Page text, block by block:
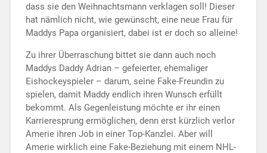
dass sie den Weihnachtsmann verklagen soll! Dieser
hat nämlich nicht, wie gewünscht, eine neue Frau für
Maddys Papa organisiert, dabei ist er doch so alleine!
Zu ihrer Überraschung bittet sie dann auch noch
Maddys Daddy Adrian – gefeierter, ehemaliger
Eishockeyspieler – darum, seine Fake-Freundin zu
spielen, damit Maddy endlich ihren Wunsch erfüllt
bekommt. Als Gegenleistung möchte er ihr einen
Karrieresprung ermöglichen, denn erst kürzlich verlor
Amerie ihren Job in einer Top-Kanzlei. Aber will
Amerie wirklich eine Fake-Beziehung mit einem NHL-